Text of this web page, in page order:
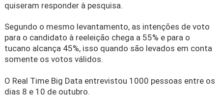
quiseram responder à pesquisa.
Segundo o mesmo levantamento, as intenções de voto
para o candidato à reeleição chega a 55% e para o
tucano alcança 45%, isso quando são levados em conta
somente os votos válidos.
O Real Time Big Data entrevistou 1000 pessoas entre os
dias 8 e 10 de outubro.